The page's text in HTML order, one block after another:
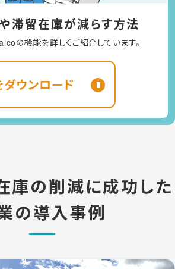
滞留在庫が減らす方法
の機能を詳しくご紹介しています。
ウンロード
庫の削減に成功した
の導入事例